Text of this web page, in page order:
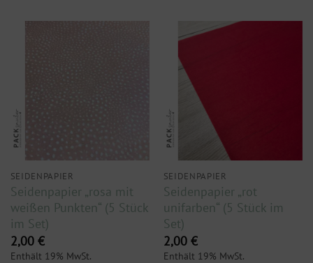
SEIDENPAPIER
Seidenpapier „rosa mit
weißen Punkten“ (5 Stück
im Set)
2,00 €
Enthält 19% MwSt.
SEIDENPAPIER
Seidenpapier „rot
unifarben“ (5 Stück im
Set)
2,00 €
Enthält 19% MwSt.